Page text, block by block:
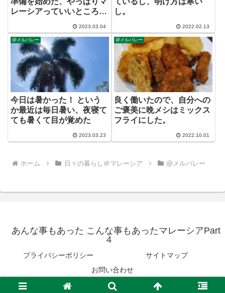
レーシアっていいところだ
2023.03.04
し。
2022.02.13
@メルバレー
今日は暑かった！ という
か最近は毎日暑い、夜寝て
ても暑くて目が覚めた
2023.03.23
@メルバレー
良く働いたので、自分への
ご褒美に晩メシはミックス
フライにした。
2022.10.01
ホーム 日々の暮らし＠マレーシア @メルバレー
あんな事もあった こんな事もあったマレーシアPart
４
プライバシーポリシー
サイトマップ
お問い合わせ
© 2021 あんな事もあった こんな事もあったマレーシアPart４.